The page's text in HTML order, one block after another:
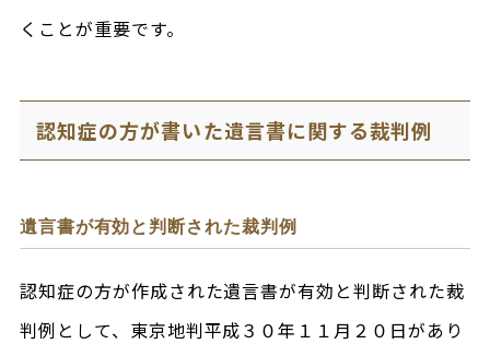
くことが重要です。
認知症の方が書いた遺言書に関する裁判例
遺言書が有効と判断された裁判例
認知症の方が作成された遺言書が有効と判断された裁
判例として、東京地判平成３０年１１月２０日があり